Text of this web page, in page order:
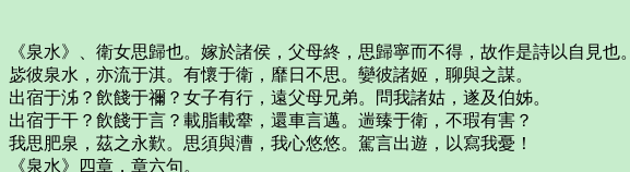
《泉水》、衛女思歸也。嫁於諸侯，父母終，思歸寧而不得，故作是詩以自見也。
毖彼泉水，亦流于淇。有懷于衛，靡日不思。孌彼諸姬，聊與之謀。
出宿于泲？飲餞于禰？女子有行，遠父母兄弟。問我諸姑，遂及伯姊。
出宿于干？飲餞于言？載脂載舝，還車言邁。遄臻于衛，不瑕有害？
我思肥泉，茲之永歎。思須與漕，我心悠悠。駕言出遊，以寫我憂！
《泉水》四章，章六句。